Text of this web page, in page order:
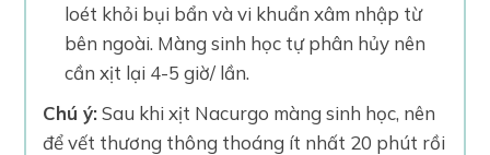
loét khỏi bụi bẩn và vi khuẩn xâm nhập từ
bên ngoài. Màng sinh học tự phân hủy nên
cần xịt lại 4-5 giờ/ lần.
Chú ý:Sau khi xịt Nacurgo màng sinh học, nên
để vết thương thông thoáng ít nhất 20 phút rồi